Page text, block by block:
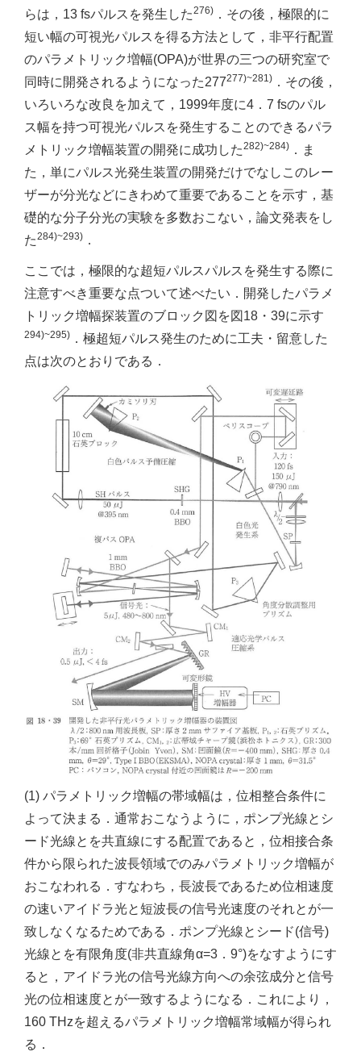
らは，13 fsパルスを発生した276) ．その後，極限的に
短い幅の可視光パルスを得る方法として，非平行配置
のパラメトリック増幅(OPA)が世界の三つの研究室で
同時に開発されるようになった277277)~281) ．その後，
いろいろな改良を加えて，1999年度に4．7 fsのパル
ス幅を持つ可視光パルスを発生することのできるパラ
メトリック増幅装置の開発に成功した282)~284) ．ま
た，単にパルス光発生装置の開発だけでなしこのレー
ザーが分光などにきわめて重要であることを示す，基
礎的な分子分光の実験を多数おこない，論文発表をし
た284)~293) ．
ここでは，極限的な超短パルスパルスを発生する際に
注意すべき重要な点ついて述べたい．開発したパラメ
トリック増幅探装置のブロック図を図18・39に示す
294)~295) ．極超短パルス発生のために工夫・留意した
点は次のとおりである．
(1) パラメトリック増幅の帯域幅は，位相整合条件に
よって決まる．通常おこなうように，ポンプ光線とシ
ード光線とを共直線にする配置であると，位相接合条
件から限られた波長領域でのみパラメトリック増幅が
おこなわれる．すなわち，長波長であるため位相速度
の速いアイドラ光と短波長の信号光速度のそれとが一
致しなくなるためである．ポンプ光線とシード(信号)
光線とを有限角度(非共直線角α=3．9°)をなすようにす
ると，アイドラ光の信号光線方向への余弦成分と信号
光の位相速度とが一致するようになる．これにより，
160 THzを超えるパラメトリック増幅常域幅が得られ
る．